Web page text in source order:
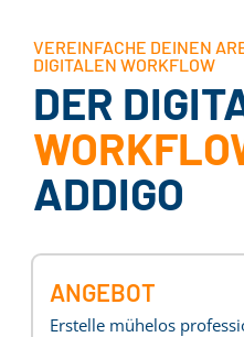
VEREINFACHE DEINEN
DIGITALEN WORKFLOW
DER
ADDIGO
ANGEBOT
Erstelle mühelos